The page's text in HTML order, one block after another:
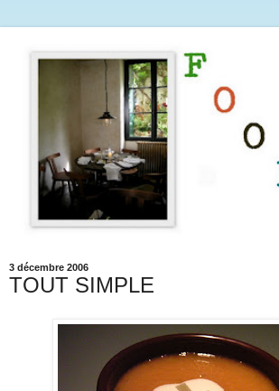
3 décembre 2006
TOUT SIMPLE